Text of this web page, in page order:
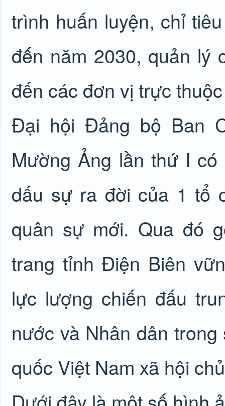
trình huấn luyện, chỉ
đến năm 2030, quản lý
đến các đơn vị trực
Đại hội Đảng bộ Ban
Mường Ảng lần thứ I
dấu sự ra đời của 1 tổ
quân sự mới. Qua đó
trang tỉnh Điện Biên
lực lượng chiến đấu
nước và Nhân dân
quốc Việt Nam xã hội